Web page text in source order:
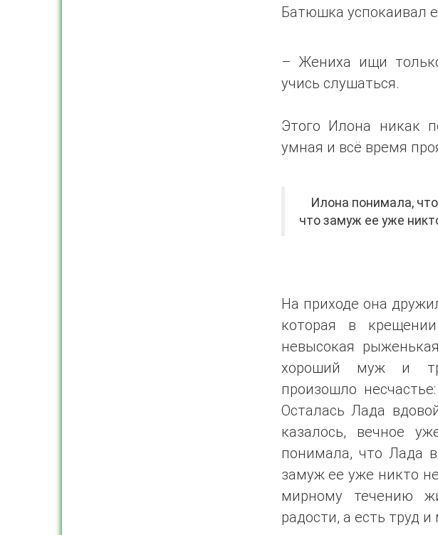
Батюшка успокаивал
– Жениха ищи
учись слушаться.
Этого Илона никак
умная и всё время
Илона понимала, что
что замуж ее уже
На приходе она
которая в
невысокая
хороший муж и
произошло
Осталась Лада
казалось, вечное
понимала, что Лада
замуж ее уже никто
мирному течению
радости, а есть труд